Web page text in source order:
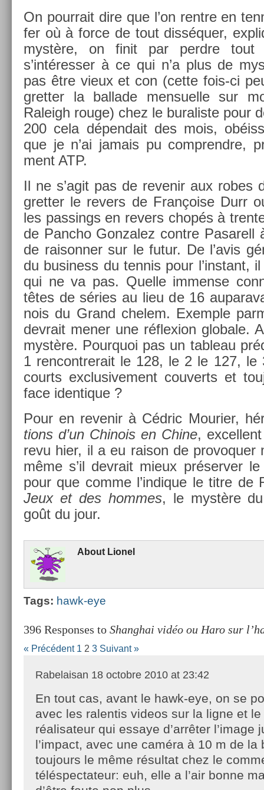
On pour­rait dire que l’on re­ntre en
fer où à force de tout disséquer,
mystère, on finit par per­dre tout
s’intéress­er à ce qui n’a plus de
pas être vieux et con (cette fois-ci
grett­er la bal­lade men­suel­le sur
Raleigh rouge) chez le buralis­te pour
200 cela dépen­dait des mois,
que je n’ai jamais pu com­prendre,
ment ATP.
Il ne s’agit pas de re­venir aux robes
grett­er le re­v­ers de Françoise Durr
les pass­ings en re­v­ers chopés à
de Pancho Gon­zalez con­tre Pasarell
de raisonn­er sur le futur. De l’avis
du busi­ness du ten­nis pour l’instant,
qui ne va pas. Quel­le im­men­se
têtes de séries au lieu de 16
nois du Grand chelem. Ex­em­ple
de­vrait mener une réflex­ion globale.
mystère. Pour­quoi pas un tab­leau
1 re­ncontrerait le 128, le 2 le 127,
co­urts ex­clusive­ment co­uverts et
face iden­tique ?
Pour en re­venir à Cédric Mouri­er,
tions d’un Chinois en Chine,
revu hier, il a eu raison de pro­voqu­er
même s’il de­vrait mieux préserv­er
pour que comme l’in­dique le titre de
Jeux et des hom­mes, le mystère
goût du jour.
About Li­onel
Tags: hawk-eye
396 Responses to Shanghai vidéo ou Haro sur
« Précédent 1 2 3 Suivant »
Rabelaisan 18 octobre 2010 at 23:42
En tout cas, avant le hawk-eye, on se
avec les ralentis videos sur la ligne et
réalisateur qui essaye d’arrêter l’image
l’impact, avec une caméra à 10 m de la
toujours le même résultat chez le
téléspectateur: euh, elle a l’air bonne